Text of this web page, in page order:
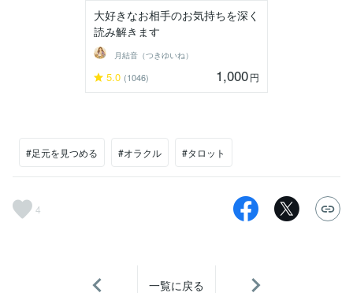
大好きなお相手のお気持ちを深く
読み解きます
月結音（つきゆいね）
5.0 (1046) 1,000円
#足元を見つめる #オラクル #タロット
4
一覧に戻る